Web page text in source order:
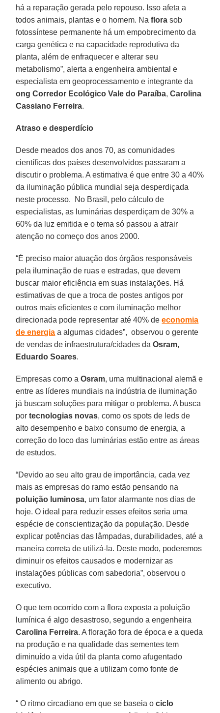
há a reparação gerada pelo repouso. Isso afeta a
todos animais, plantas e o homem. Naflora sob
fotossíntese permanente há um empobrecimento da
carga genética e na capacidade reprodutiva da
planta, além de enfraquecer e alterar seu
metabolismo”, alerta a engenheira ambiental e
especialista em geoprocessamento e integrante da
ong Corredor Ecológico Vale do Paraíba,Carolina
Cassiano Ferreira.
Atraso e desperdício
Desde meados dos anos 70, as comunidades
científicas dos países desenvolvidos passaram a
discutir o problema. A estimativa é que entre 30 a 40%
da iluminação pública mundial seja desperdiçada
neste processo. No Brasil, pelo cálculo de
especialistas, as luminárias desperdiçam de 30% a
60% da luz emitida e o tema só passou a atrair
atenção no começo dos anos 2000.
“É preciso maior atuação dos órgãos responsáveis
pela iluminação de ruas e estradas, que devem
buscar maior eficiência em suas instalações. Há
estimativas de que a troca de postes antigos por
outros mais eficientes e com iluminação melhor
direcionada pode representar até 40% deeconomia
de energia a algumas cidades”, observou o gerente
de vendas de infraestrutura/cidades daOsram,
Eduardo Soares.
Empresas como aOsram, uma multinacional alemã e
entre as líderes mundiais na indústria de iluminação
já buscam soluções para mitigar o problema. A busca
portecnologias novas, como os spots de leds de
alto desempenho e baixo consumo de energia, a
correção do loco das luminárias estão entre as áreas
de estudos.
“Devido ao seu alto grau de importância, cada vez
mais as empresas do ramo estão pensando na
poluição luminosa, um fator alarmante nos dias de
hoje. O ideal para reduzir esses efeitos seria uma
espécie de conscientização da população. Desde
explicar potências das lâmpadas, durabilidades, até a
maneira correta de utilizá-la. Deste modo, poderemos
diminuir os efeitos causados e modernizar as
instalações públicas com sabedoria”, observou o
executivo.
O que tem ocorrido com a flora exposta a poluição
lumínica é algo desastroso, segundo a engenheira
Carolina Ferreira. A floração fora de época e a queda
na produção e na qualidade das sementes tem
diminuído a vida útil da planta como afugentado
espécies animais que a utilizam como fonte de
alimento ou abrigo.
“ O ritmo circadiano em que se baseia ociclo